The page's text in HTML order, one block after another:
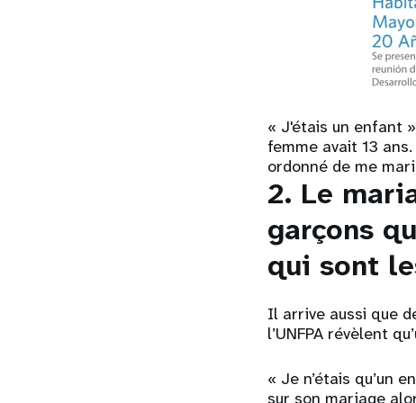
« J'étais un enfant
femme avait 13
ordonné de me
2. Le
garçons
qui sont
Il arrive aussi que
l’UNFPA révèlent
« Je n’étais qu’un
sur son mariage